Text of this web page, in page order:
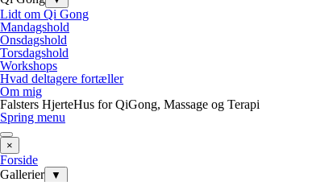
Lidt om Qi Gong
Mandagshold
Onsdagshold
Torsdagshold
Workshops
Hvad deltagere fortæller
Om mig
Falsters HjerteHus for QiGong, Massage og Terapi
Spring menu
×
Forside
Gallerier
▼